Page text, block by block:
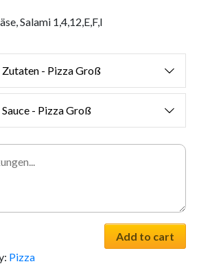
Salami 1,4,12,E,F,I
Zutaten - Pizza Groß
- Pizza Groß
Add to cart
Pizza